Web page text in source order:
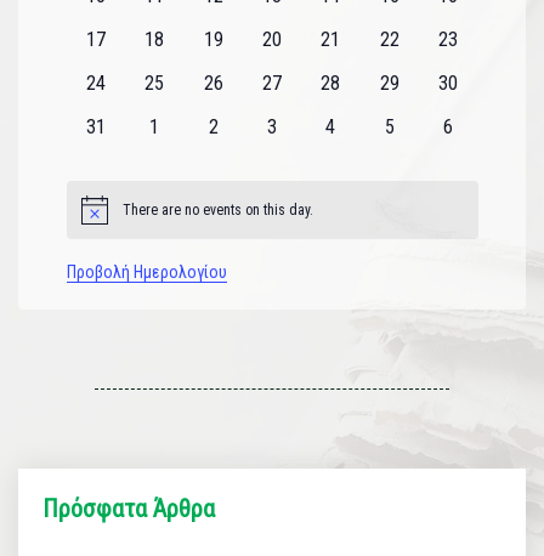
0
17
0
18
0
19
0
20
0
21
0
22
0
23
0
24
0
25
0
26
0
27
0
28
0
29
0
30
0
31
0
1
0
2
0
3
0
4
0
5
0
6
Notice There are no events on this day.
Προβολή Ημερολογίου
Πρόσφατα Άρθρα